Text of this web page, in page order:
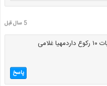
5 سال قبل
پاسخ